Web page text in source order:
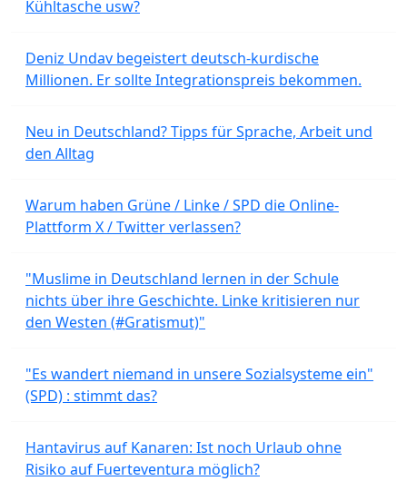
Kühltasche usw?
Deniz Undav begeistert deutsch-kurdische
Millionen. Er sollte Integrationspreis bekommen.
Neu in Deutschland? Tipps für Sprache, Arbeit und
den Alltag
Warum haben Grüne / Linke / SPD die Online-
Plattform X / Twitter verlassen?
"Muslime in Deutschland lernen in der Schule
nichts über ihre Geschichte. Linke kritisieren nur
den Westen (#Gratismut)"
"Es wandert niemand in unsere Sozialsysteme ein"
(SPD) : stimmt das?
Hantavirus auf Kanaren: Ist noch Urlaub ohne
Risiko auf Fuerteventura möglich?